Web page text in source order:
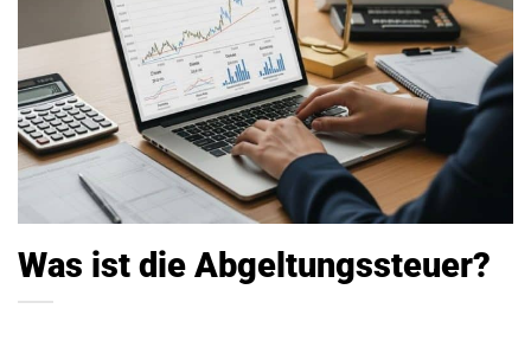
Was ist die Abgeltungssteuer?